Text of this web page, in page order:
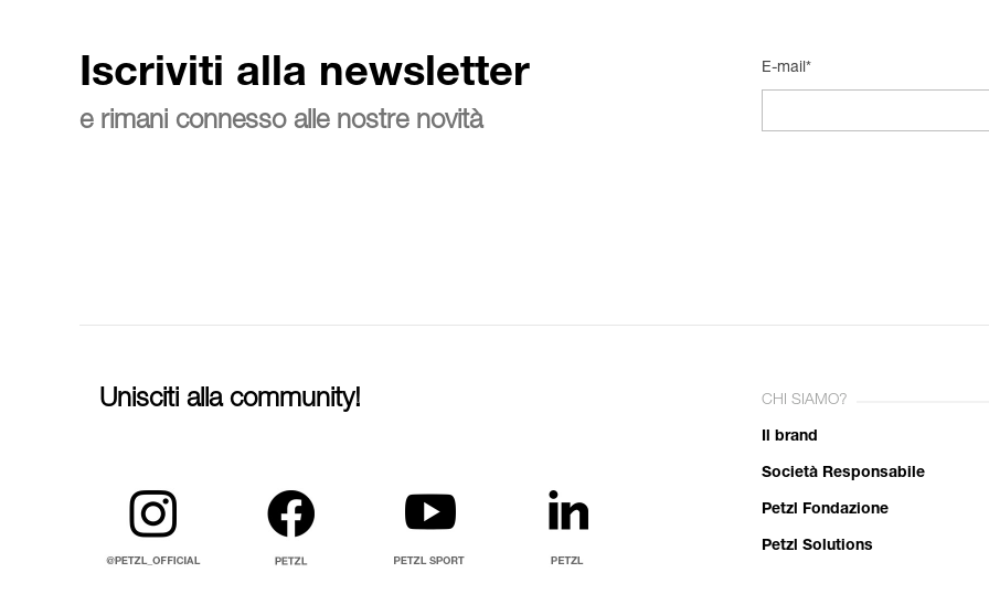
Iscriviti alla newsletter
e rimani connesso alle nostre novità
E-mail*
Unisciti alla community! CHI SIAMO?
Il brand
Società Responsabile
Petzl Fondazione
Petzl Solutions